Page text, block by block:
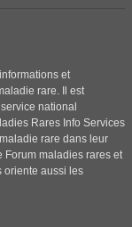
et
rare. Il est
national
Rares Info Services
rare dans leur
Forum maladies rares et
oriente aussi les